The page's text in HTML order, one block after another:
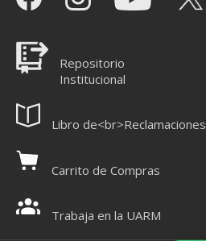
Repositorio
Institucional
Libro de<br>Reclamaciones
Carrito de Compras
Trabaja en la UARM